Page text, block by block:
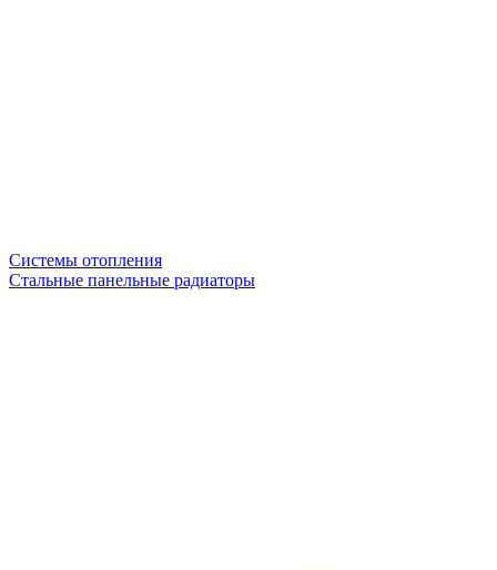
Системы отопления
Стальные панельные радиаторы